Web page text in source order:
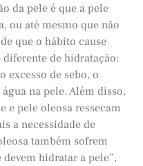
da pele é que a pele
ou até mesmo que não
que o hábito cause
diferente de hidratação:
excesso de sebo, o
na pele. Além disso,
e pele oleosa ressecam
a necessidade de
também sofrem
hidratar a pele”,